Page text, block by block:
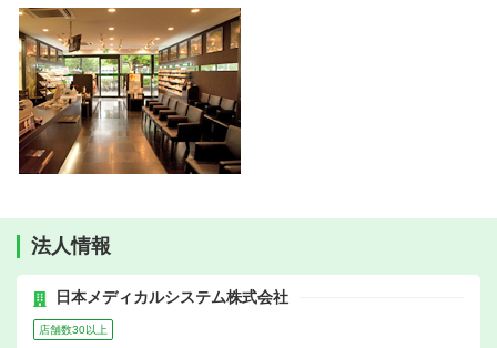
法人情報
日本メディカルシステム株式会社
店舗数30以上